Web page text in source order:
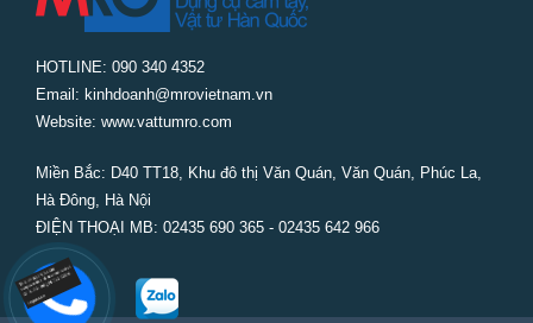
HOTLINE: 090 340 4352
Email: kinhdoanh@mrovietnam.vn
Website: www.vattumro.com
Miền Bắc: D40 TT18, Khu đô thị Văn Quán, Văn Quán, Phúc La,
Hà Đông, Hà Nội
ĐIỆN THOẠI MB: 02435 690 365 - 02435 642 966